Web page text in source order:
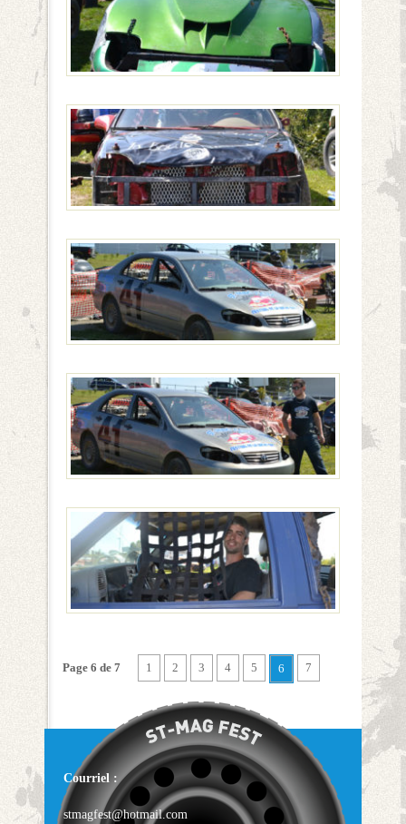
Page 6 de 7 1 2 3 4 5 6 7
Courriel :
stmagfest@hotmail.com